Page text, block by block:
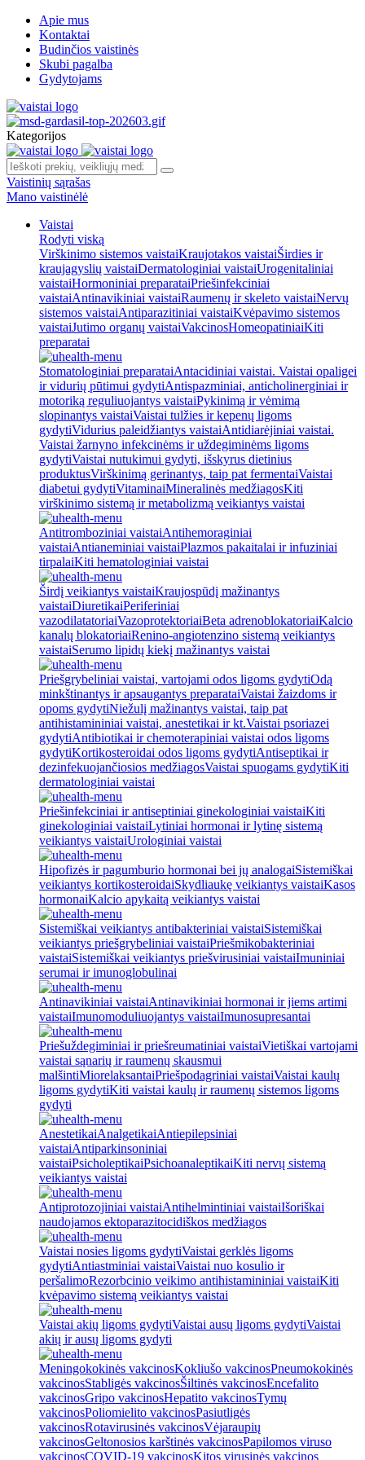
Apie mus
Kontaktai
Budinčios vaistinės
Skubi pagalba
Gydytojams
Kategorijos
Vaistinių sąrašas
Mano vaistinėlė
Vaistai
Rodyti viską
Virškinimo sistemos vaistaiKraujotakos vaistaiŠirdies ir
kraujagyslių vaistaiDermatologiniai vaistaiUrogenitaliniai
vaistaiHormoniniai preparataiPriešinfekciniai
vaistaiAntinavikiniai vaistaiRaumenų ir skeleto vaistaiNervų
sistemos vaistaiAntiparazitiniai vaistaiKvėpavimo sistemos
vaistaiJutimo organų vaistaiVakcinosHomeopatiniaiKiti
preparatai
Stomatologiniai preparataiAntacidiniai vaistai. Vaistai opaligei
ir vidurių pūtimui gydytiAntispazminiai, anticholinerginiai ir
motoriką reguliuojantys vaistaiPykinimą ir vėmimą
slopinantys vaistaiVaistai tulžies ir kepenų ligoms
gydytiVidurius paleidžiantys vaistaiAntidiarėjiniai vaistai.
Vaistai žarnyno infekcinėms ir uždegiminėms ligoms
gydytiVaistai nutukimui gydyti, išskyrus dietinius
produktusVirškinimą gerinantys, taip pat fermentaiVaistai
diabetui gydytiVitaminaiMineralinės medžiagosKiti
virškinimo sistemą ir metabolizmą veikiantys vaistai
Antitromboziniai vaistaiAntihemoraginiai
vaistaiAntianeminiai vaistaiPlazmos pakaitalai ir infuziniai
tirpalaiKiti hematologiniai vaistai
Širdį veikiantys vaistaiKraujospūdį mažinantys
vaistaiDiuretikaiPeriferiniai
vazodilatatoriaiVazoprotektoriaiBeta adrenoblokatoriaiKalcio
kanalų blokatoriaiRenino-angiotenzino sistemą veikiantys
vaistaiSerumo lipidų kiekį mažinantys vaistai
Priešgrybeliniai vaistai, vartojami odos ligoms gydytiOdą
minkštinantys ir apsaugantys preparataiVaistai žaizdoms ir
opoms gydytiNiežulį mažinantys vaistai, taip pat
antihistamininiai vaistai, anestetikai ir kt.Vaistai psoriazei
gydytiAntibiotikai ir chemoterapiniai vaistai odos ligoms
gydytiKortikosteroidai odos ligoms gydytiAntiseptikai ir
dezinfekuojančiosios medžiagosVaistai spuogams gydytiKiti
dermatologiniai vaistai
Priešinfekciniai ir antiseptiniai ginekologiniai vaistaiKiti
ginekologiniai vaistaiLytiniai hormonai ir lytinę sistemą
veikiantys vaistaiUrologiniai vaistai
Hipofizės ir pagumburio hormonai bei jų analogaiSistemiškai
veikiantys kortikosteroidaiSkydliaukę veikiantys vaistaiKasos
hormonaiKalcio apykaitą veikiantys vaistai
Sistemiškai veikiantys antibakteriniai vaistaiSistemiškai
veikiantys priešgrybeliniai vaistaiPriešmikobakteriniai
vaistaiSistemiškai veikiantys priešvirusiniai vaistaiImuniniai
serumai ir imunoglobulinai
Antinavikiniai vaistaiAntinavikiniai hormonai ir jiems artimi
vaistaiImunomoduliuojantys vaistaiImunosupresantai
Priešuždegiminiai ir priešreumatiniai vaistaiVietiškai vartojami
vaistai sąnarių ir raumenų skausmui
malšintiMiorelaksantaiPriešpodagriniai vaistaiVaistai kaulų
ligoms gydytiKiti vaistai kaulų ir raumenų sistemos ligoms
gydyti
AnestetikaiAnalgetikaiAntiepilepsiniai
vaistaiAntiparkinsoniniai
vaistaiPsicholeptikaiPsichoanaleptikaiKiti nervų sistemą
veikiantys vaistai
Antiprotozojiniai vaistaiAntihelmintiniai vaistaiIšoriškai
naudojamos ektoparazitocidiškos medžiagos
Vaistai nosies ligoms gydytiVaistai gerklės ligoms
gydytiAntiastminiai vaistaiVaistai nuo kosulio ir
peršalimoRezorbcinio veikimo antihistamininiai vaistaiKiti
kvėpavimo sistemą veikiantys vaistai
Vaistai akių ligoms gydytiVaistai ausų ligoms gydytiVaistai
akių ir ausų ligoms gydyti
Meningokokinės vakcinosKokliušo vakcinosPneumokokinės
vakcinosStabligės vakcinosŠiltinės vakcinosEncefalito
vakcinosGripo vakcinosHepatito vakcinosTymų
vakcinosPoliomielito vakcinosPasiutligės
vakcinosRotavirusinės vakcinosVėjaraupių
vakcinosGeltonosios karštinės vakcinosPapilomos viruso
vakcinosCOVID-19 vakcinosKitos virusinės vakcinos